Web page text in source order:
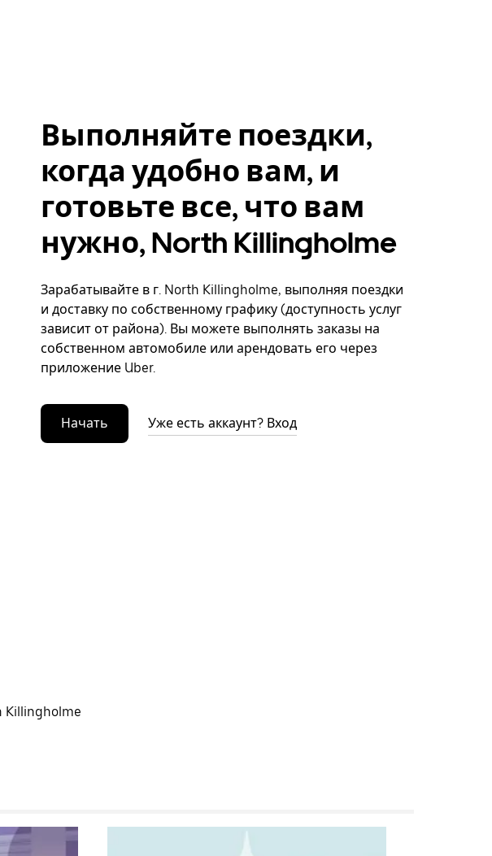
Выполняйте поездки,
когда удобно вам, и
готовьте все, что вам
нужно, North Killingholme
Зарабатывайте в г. North Killingholme, выполняя поездки
и доставку по собственному графику (доступность услуг
зависит от района). Вы можете выполнять заказы на
собственном автомобиле или арендовать его через
приложение Uber.
Начать Уже есть аккаунт? Вход
Killingholme